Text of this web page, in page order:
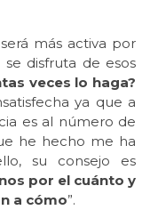
más activa por
disfruta de esos
veces lo haga?
ya que a
es al número de
he hecho me ha
su consejo es
por el cuánto y
a cómo”.